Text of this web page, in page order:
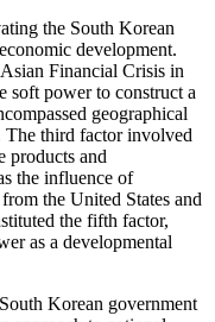
the South Korean
development.
Financial Crisis in
soft power to construct a
geographical
The third factor involved
products and
the influence of
the United States and
the fifth factor,
as a developmental
Korean government